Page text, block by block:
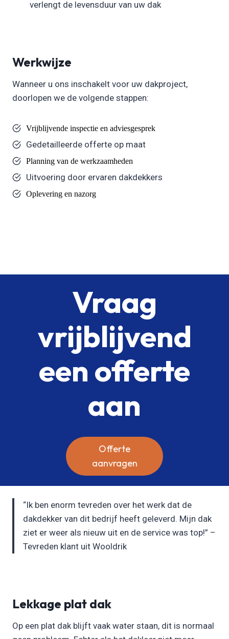
verlengt de levensduur van uw dak
Werkwijze
Wanneer u ons inschakelt voor uw dakproject,
doorlopen we de volgende stappen:
Vrijblijvende inspectie en adviesgesprek
Gedetailleerde offerte op maat
Planning van de werkzaamheden
Uitvoering door ervaren dakdekkers
Oplevering en nazorg
Vraag
vrijblijvend
een offerte
aan
Offerte
aanvragen
“Ik ben enorm tevreden over het werk dat de
dakdekker van dit bedrijf heeft geleverd. Mijn dak
ziet er weer als nieuw uit en de service was top!” –
Tevreden klant uit Wooldrik
Lekkage plat dak
Op een plat dak blijft vaak water staan, dit is normaal